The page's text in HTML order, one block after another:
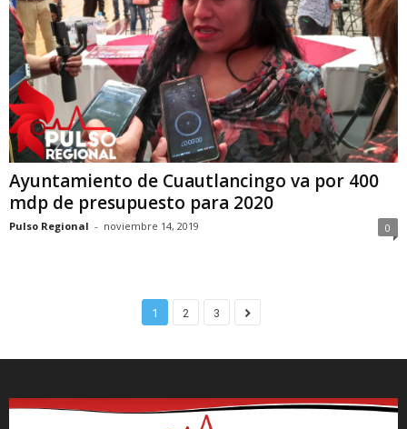
Ayuntamiento de Cuautlancingo va por 400
mdp de presupuesto para 2020
Pulso Regional - noviembre 14, 2019 0
1 2 3